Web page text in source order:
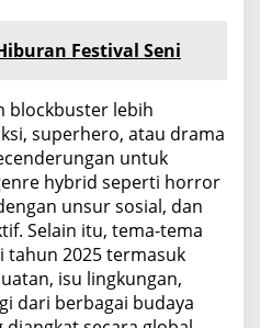
Festival Seni
blockbuster lebih
superhero, atau drama
untuk
hybrid seperti horror
unsur sosial, dan
Selain itu, tema-tema
tahun 2025 termasuk
isu lingkungan,
dari berbagai budaya